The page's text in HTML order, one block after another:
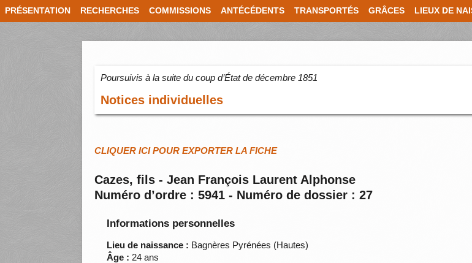
PRÉSENTATION RECHERCHES COMMISSIONS ANTÉCÉDENTS TRANSPORTÉS GRÂCES LIEUX DE
Poursuivis à la suite du coup d’État de décembre 1851
Notices individuelles
CLIQUER ICI POUR EXPORTER LA FICHE
Cazes, fils - Jean François Laurent Alphonse
Numéro d’ordre : 5941 - Numéro de dossier : 27
Informations personnelles
Lieu de naissance : Bagnères Pyrénées (Hautes)
Âge : 24 ans